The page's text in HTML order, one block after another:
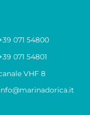
071 54800
071 54801
VHF 8